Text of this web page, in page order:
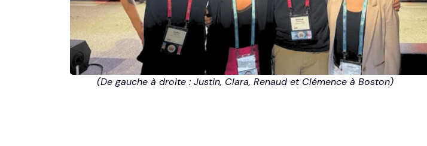
         (De gauche à droite : Justin, Clara, Renaud et Clémence à Boston)